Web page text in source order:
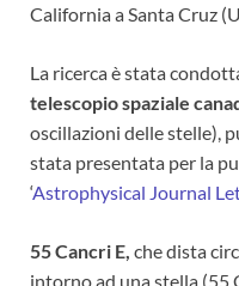
California a Santa Cruz
La ricerca è stata
telescopio spaziale
oscillazioni delle stelle),
stata presentata per la
‘Astrophysical Journal
55 Cancri E, che dista
intorno ad una stella (55